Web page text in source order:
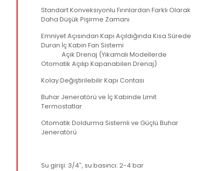
Standart Konveksiyonlu Fırınlardan Farklı Olarak
Daha Düşük Pişirme Zamanı
Emniyet Açısından Kapı Açıldığında Kısa Sürede
Duran İç Kabin Fan Sistemi
Açık Drenaj (Yıkamalı Modellerde
Otomatik Açılıp Kapanabilen Drenaj)
Kolay Değiştirilebilir Kapı Contası
Buhar Jeneratörü ve İç Kabinde Limit
Termostatlar
Otomatik Doldurma Sistemli ve Güçlü Buhar
Jeneratörü
Su girişi: 3/4″, su basıncı: 2-4 bar